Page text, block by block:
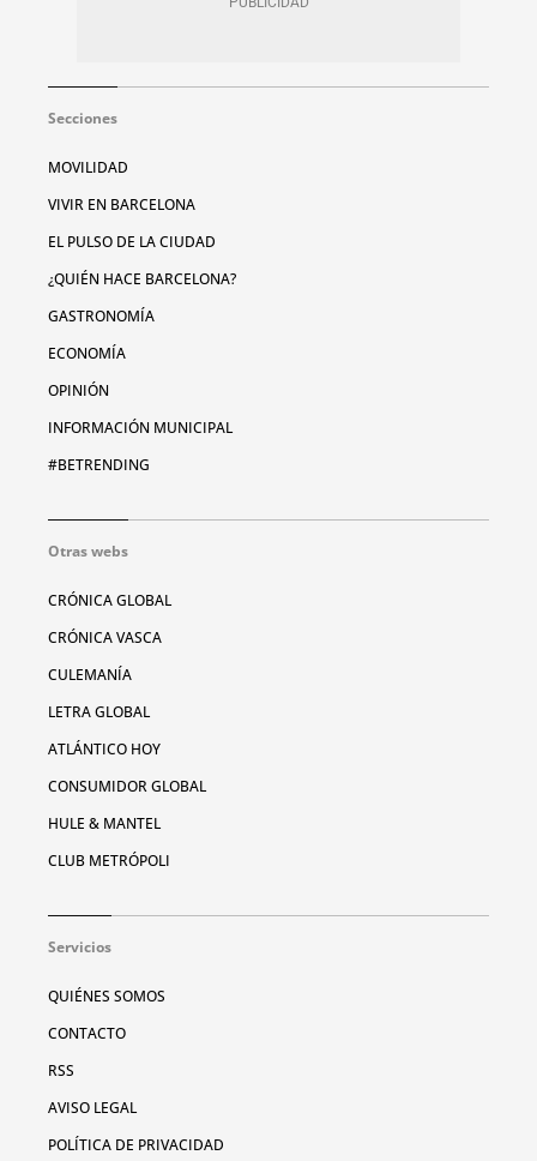
Secciones
MOVILIDAD
VIVIR EN BARCELONA
EL PULSO DE LA CIUDAD
¿QUIÉN HACE BARCELONA?
GASTRONOMÍA
ECONOMÍA
OPINIÓN
INFORMACIÓN MUNICIPAL
#BETRENDING
Otras webs
CRÓNICA GLOBAL
CRÓNICA VASCA
CULEMANÍA
LETRA GLOBAL
ATLÁNTICO HOY
CONSUMIDOR GLOBAL
HULE & MANTEL
CLUB METRÓPOLI
Servicios
QUIÉNES SOMOS
CONTACTO
RSS
AVISO LEGAL
POLÍTICA DE PRIVACIDAD